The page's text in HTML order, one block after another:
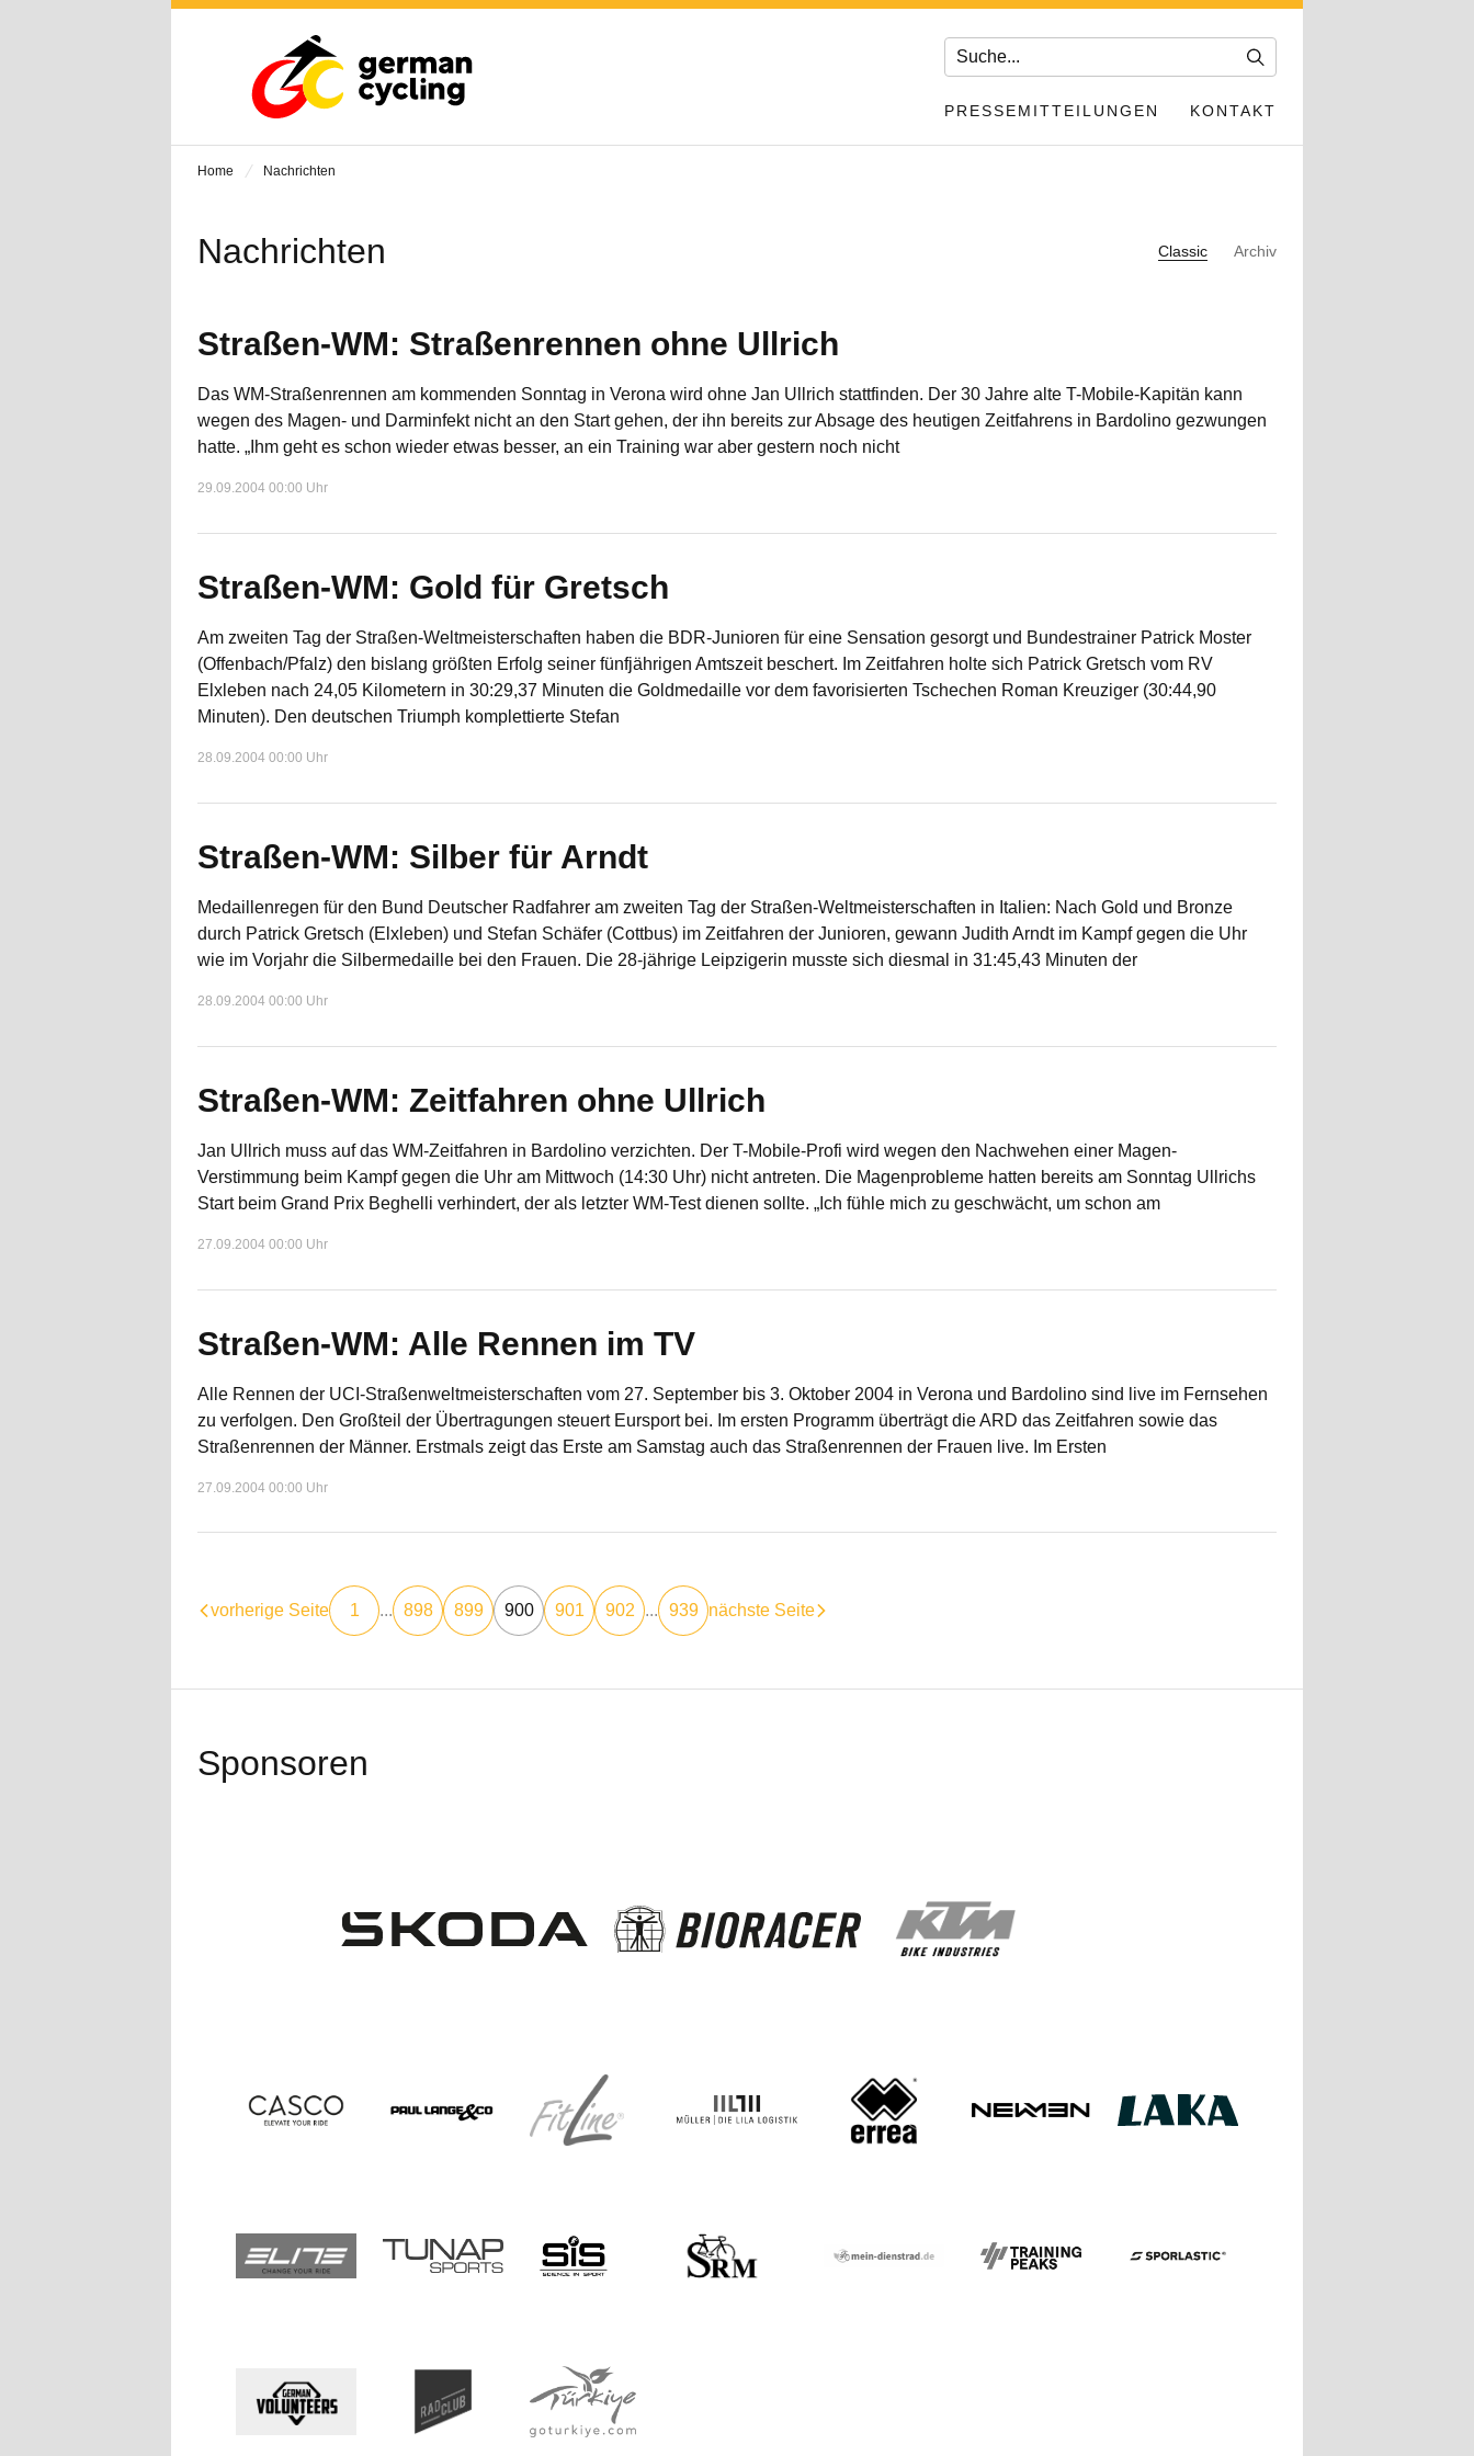
PRESSEMITTEILUNGEN KONTAKT
Home Nachrichten
Nachrichten Classic Archiv
Straßen-WM: Straßenrennen ohne Ullrich
Das WM-Straßenrennen am kommenden Sonntag in Verona wird ohne Jan Ullrich stattfinden. Der 30 Jahre alte T-Mobile-Kapitän kann
wegen des Magen- und Darminfekt nicht an den Start gehen, der ihn bereits zur Absage des heutigen Zeitfahrens in Bardolino gezwungen
hatte. „Ihm geht es schon wieder etwas besser, an ein Training war aber gestern noch nicht
29.09.2004 00:00 Uhr
Straßen-WM: Gold für Gretsch
Am zweiten Tag der Straßen-Weltmeisterschaften haben die BDR-Junioren für eine Sensation gesorgt und Bundestrainer Patrick Moster
(Offenbach/Pfalz) den bislang größten Erfolg seiner fünfjährigen Amtszeit beschert. Im Zeitfahren holte sich Patrick Gretsch vom RV
Elxleben nach 24,05 Kilometern in 30:29,37 Minuten die Goldmedaille vor dem favorisierten Tschechen Roman Kreuziger (30:44,90
Minuten). Den deutschen Triumph komplettierte Stefan
28.09.2004 00:00 Uhr
Straßen-WM: Silber für Arndt
Medaillenregen für den Bund Deutscher Radfahrer am zweiten Tag der Straßen-Weltmeisterschaften in Italien: Nach Gold und Bronze
durch Patrick Gretsch (Elxleben) und Stefan Schäfer (Cottbus) im Zeitfahren der Junioren, gewann Judith Arndt im Kampf gegen die Uhr
wie im Vorjahr die Silbermedaille bei den Frauen. Die 28-jährige Leipzigerin musste sich diesmal in 31:45,43 Minuten der
28.09.2004 00:00 Uhr
Straßen-WM: Zeitfahren ohne Ullrich
Jan Ullrich muss auf das WM-Zeitfahren in Bardolino verzichten. Der T-Mobile-Profi wird wegen den Nachwehen einer Magen-
Verstimmung beim Kampf gegen die Uhr am Mittwoch (14:30 Uhr) nicht antreten. Die Magenprobleme hatten bereits am Sonntag Ullrichs
Start beim Grand Prix Beghelli verhindert, der als letzter WM-Test dienen sollte. „Ich fühle mich zu geschwächt, um schon am
27.09.2004 00:00 Uhr
Straßen-WM: Alle Rennen im TV
Alle Rennen der UCI-Straßenweltmeisterschaften vom 27. September bis 3. Oktober 2004 in Verona und Bardolino sind live im Fernsehen
zu verfolgen. Den Großteil der Übertragungen steuert Eursport bei. Im ersten Programm überträgt die ARD das Zeitfahren sowie das
Straßenrennen der Männer. Erstmals zeigt das Erste am Samstag auch das Straßenrennen der Frauen live. Im Ersten
27.09.2004 00:00 Uhr
vorherige Seite 1 ... 898 899 900 901 902 ... 939 nächste Seite
Sponsoren